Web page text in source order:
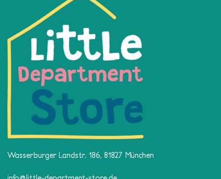
Wasserburger Landstr. 186, 81827 München